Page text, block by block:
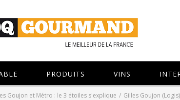
PRODUITS VINS
Goujon et Métro : le 3 étoiles s'explique / Gilles Goujon (Logis)